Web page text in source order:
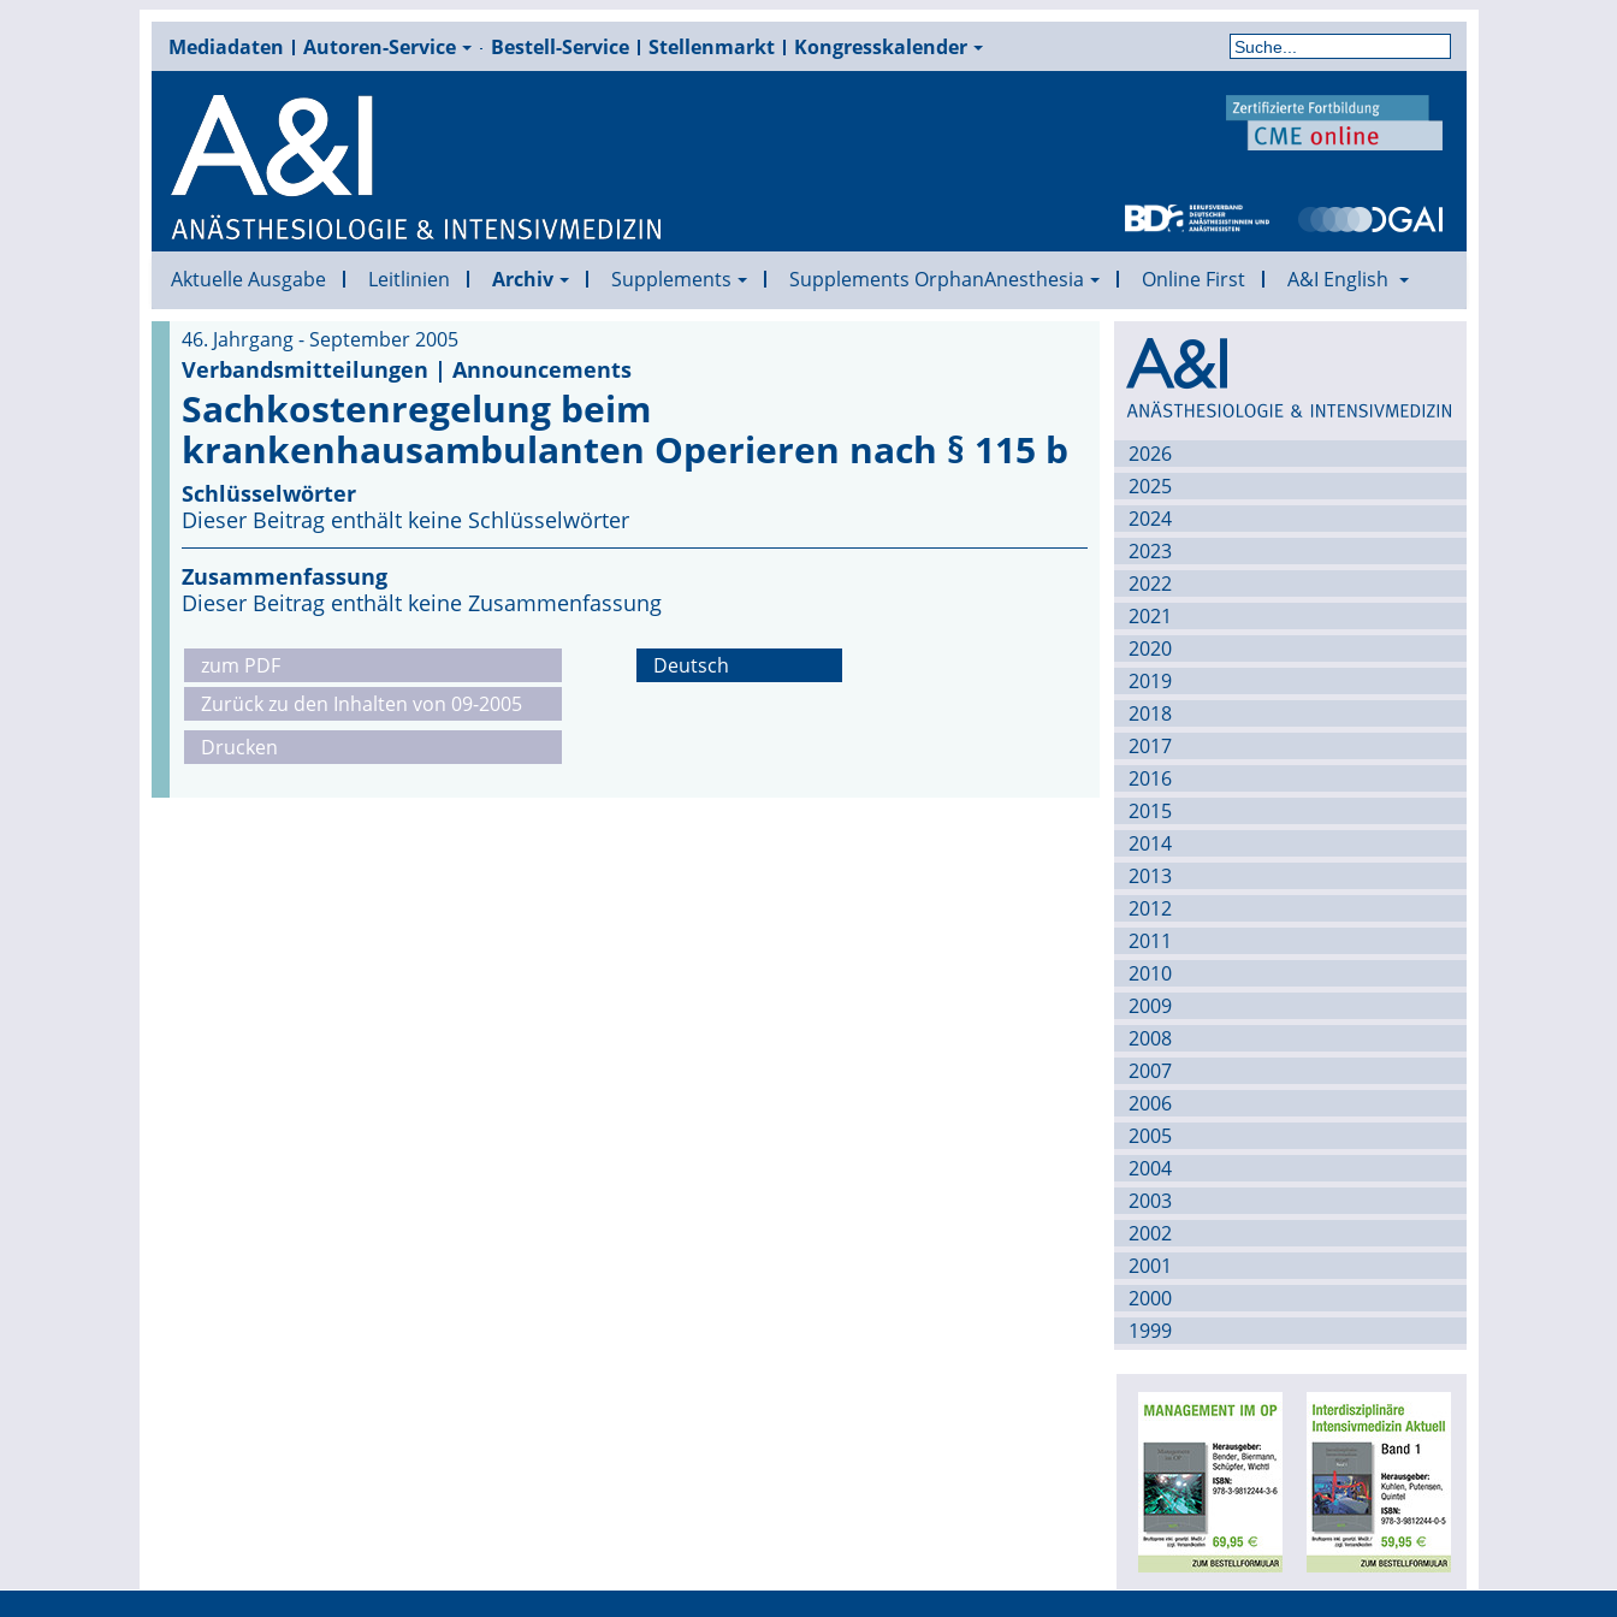
Mediadaten Autoren-Service Bestell-Service Stellenmarkt Kongresskalender
Aktuelle Ausgabe Leitlinien Archiv Supplements Supplements OrphanAnesthesia Online First A&I English
46. Jahrgang - September 2005
Verbandsmitteilungen | Announcements
Sachkostenregelung beim
krankenhausambulanten Operieren nach § 115 b
Schlüsselwörter
Dieser Beitrag enthält keine Schlüsselwörter
Zusammenfassung
Dieser Beitrag enthält keine Zusammenfassung
zum PDF
Zurück zu den Inhalten von 09-2005
Drucken
Deutsch
Archiv
2026
2025
2024
2023
2022
2021
2020
2019
2018
2017
2016
2015
2014
2013
2012
2011
2010
2009
2008
2007
2006
2005
2004
2003
2002
2001
2000
1999